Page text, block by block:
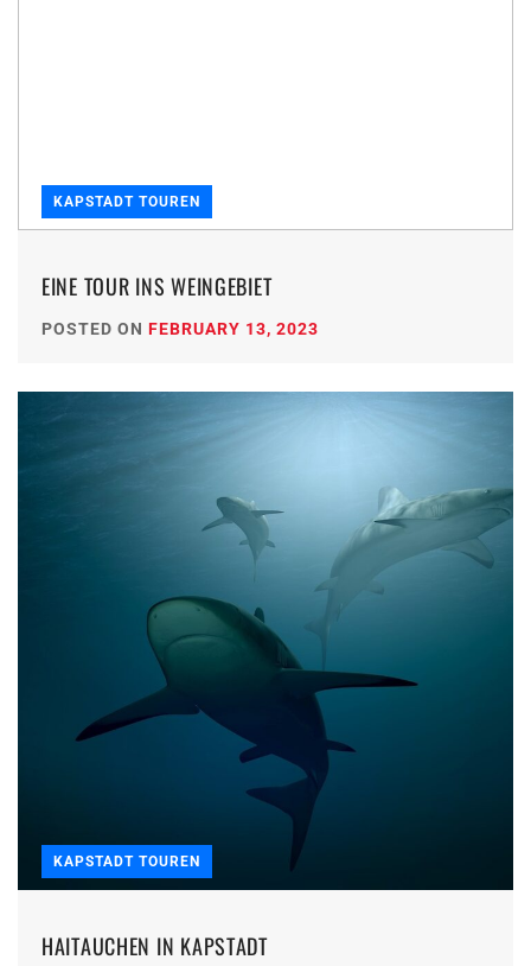
KAPSTADT TOUREN
EINE TOUR INS WEINGEBIET
POSTED ON FEBRUARY 13, 2023
KAPSTADT TOUREN
HAITAUCHEN IN KAPSTADT